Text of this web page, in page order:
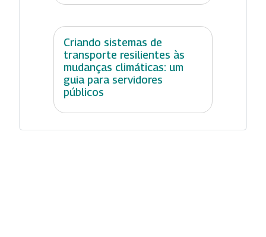
Criando sistemas de
transporte resilientes às
mudanças climáticas: um
guia para servidores
públicos